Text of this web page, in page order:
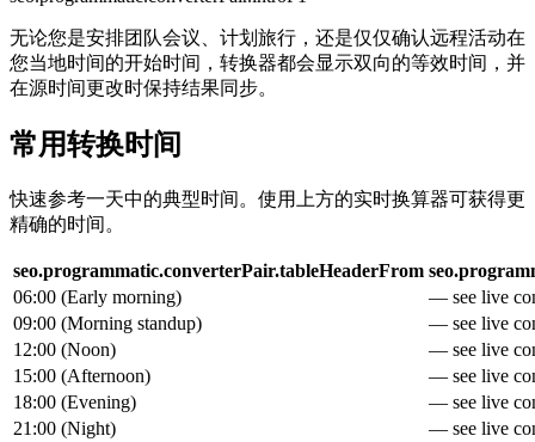
无论您是安排团队会议、计划旅行，还是仅仅确认远程活动在
您当地时间的开始时间，转换器都会显示双向的等效时间，并
在源时间更改时保持结果同步。
常用转换时间
快速参考一天中的典型时间。使用上方的实时换算器可获得更
精确的时间。
seo.programmatic.converterPair.tableHeaderFrom
06:00 (Early morning)
— see live
09:00 (Morning standup)
— see live
12:00 (Noon)
— see live
15:00 (Afternoon)
— see live
18:00 (Evening)
— see live
21:00 (Night) — see live